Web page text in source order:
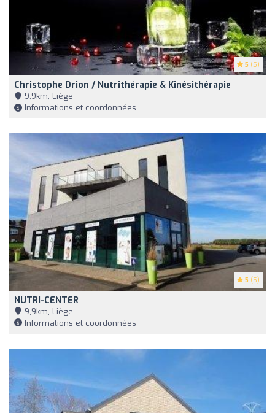
5 (5)
Christophe Drion / Nutrithérapie & Kinésithérapie
9,9km, Liège
Informations et coordonnées
5 (5)
NUTRI-CENTER
9,9km, Liège
Informations et coordonnées